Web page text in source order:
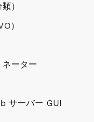
）
）
ーター
サーバー GUI